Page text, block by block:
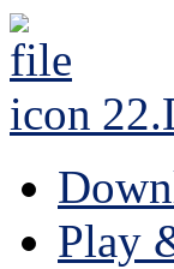
Play